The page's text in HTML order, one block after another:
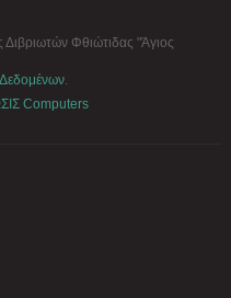
Φθιώτιδας "Άγιος
.
Computers